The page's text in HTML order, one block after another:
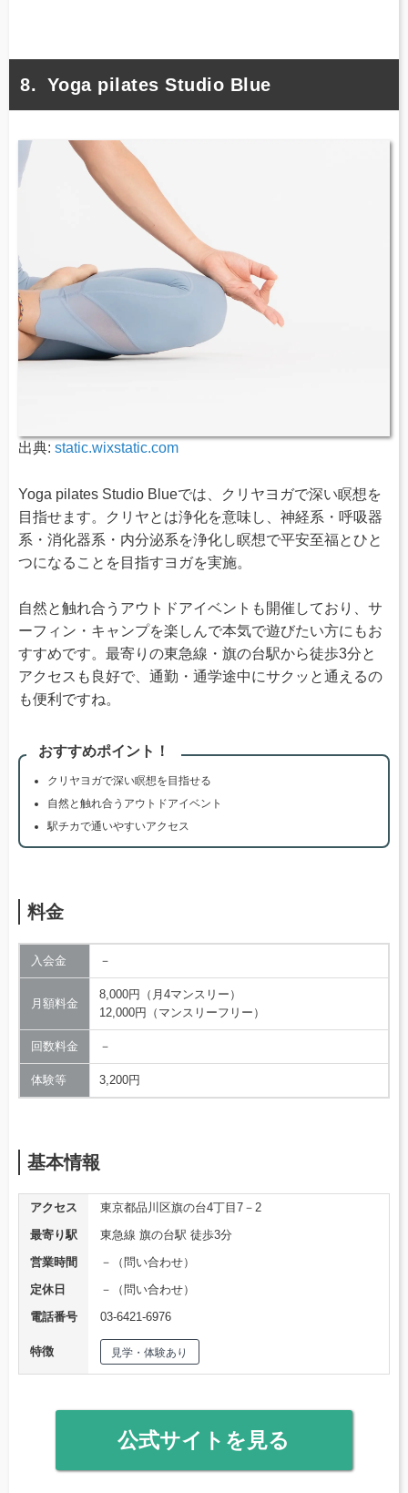
Yoga pilates Studio Blue
出典: static.wixstatic.com
Yoga pilates Studio Blueでは、クリヤヨガで深い瞑想を
目指せます。クリヤとは浄化を意味し、神経系・呼吸器
系・消化器系・内分泌系を浄化し瞑想で平安至福とひと
つになることを目指すヨガを実施。
自然と触れ合うアウトドアイベントも開催しており、サ
ーフィン・キャンプを楽しんで本気で遊びたい方にもお
すすめです。最寄りの東急線・旗の台駅から徒歩3分と
アクセスも良好で、通勤・通学途中にサクッと通えるの
も便利ですね。
おすすめポイント！
クリヤヨガで深い瞑想を目指せる
自然と触れ合うアウトドアイベント
駅チカで通いやすいアクセス
料金
入会金 －
月額料金
8,000円（月4マンスリー）
12,000円（マンスリーフリー）
回数料金 －
体験等 3,200円
基本情報
アクセス
東京都品川区旗の台4丁目7－2
最寄り駅
東急線 旗の台駅 徒歩3分
営業時間
－（問い合わせ）
定休日
－（問い合わせ）
電話番号
03-6421-6976
特徴 見学・体験あり
公式サイトを見る